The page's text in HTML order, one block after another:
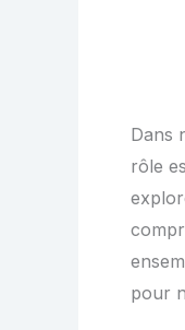
Dans
rôle
pour